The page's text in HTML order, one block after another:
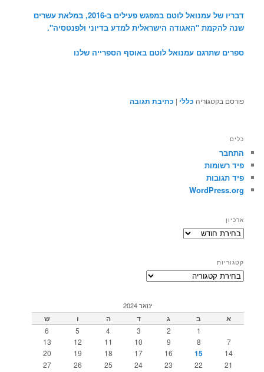
דבריו של עמנואל לוטם במפגש פעילים ב-2016, במלאת עשרים
שנה להקמת "האגודה הישראלית למדע בדיוני ולפנטסיה".
ספרים שתרגם עמנואל לוטם באוסף הספרייה שלנו
פורסם בקטגוריה כללי | כתיבת תגובה
כלים
התחבר
פיד רשומות
פיד תגובות
WordPress.org
ארכיון
ארכיון
קטגוריות
קטגוריות
ינואר 2024
א ב ג ד ה ו ש
1
2
3
4
5
6
7
8
9
10
11
12
13
14
15
16
17
18
19
20
21
22
23
24
25
26
27